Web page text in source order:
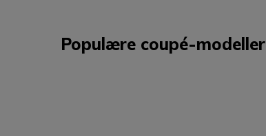
Populære coupé-modeller